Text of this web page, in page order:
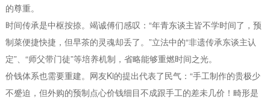
的尊重。
时间传承是中枢按捺。竭诚傅们感叹：“年青东谈主皆不学时间了，预
制菜便捷快捷，但早茶的灵魂却丢了。”立法中的“非遗传承东谈主认
定”、“师父带门徒”等培养机制，省略能够重燃时间之光。
价钱体系也需要重建。网友Ki的提出代表了民气：“手工制作的贵极少
不蹙迫，但外购的预制点心价钱细目不成跟手工的差未几价！畸形是